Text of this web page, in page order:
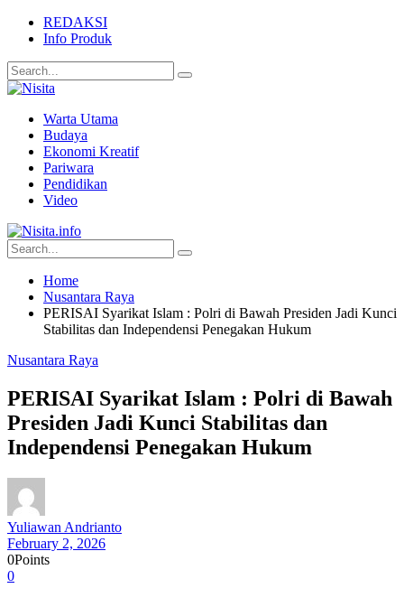
REDAKSI
Info Produk
Warta Utama
Budaya
Ekonomi Kreatif
Pariwara
Pendidikan
Video
Home
Nusantara Raya
PERISAI Syarikat Islam : Polri di Bawah Presiden Jadi Kunci
Stabilitas dan Independensi Penegakan Hukum
Nusantara Raya
PERISAI Syarikat Islam : Polri di Bawah
Presiden Jadi Kunci Stabilitas dan
Independensi Penegakan Hukum
Yuliawan Andrianto
February 2, 2026
0Points
0